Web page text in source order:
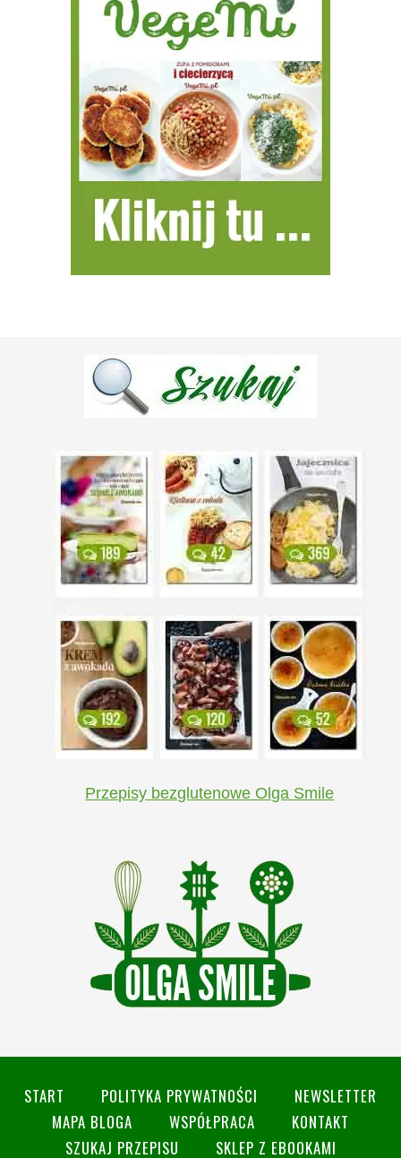
Przepisy bezglutenowe Olga Smile
START POLITYKA PRYWATNOŚCI
NEWSLETTER
MAPA BLOGA
WSPÓŁPRACA
KONTAKT
SZUKAJ PRZEPISU
SKLEP Z EBOOKAMI